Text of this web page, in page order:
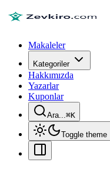
Makaleler
Kategoriler
Hakkımızda
Yazarlar
Kuponlar
Ara...⌘K
Toggle theme